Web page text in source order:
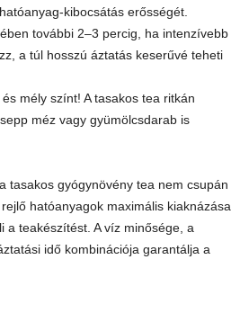
kibocsátás erősségét.
további 2–3 percig, ha intenzívebb
a túl hosszú áztatás keserűvé teheti
mély színt! A tasakos tea ritkán
méz vagy gyümölcsdarab is
tasakos gyógynövény tea nem csupán
hatóanyagok maximális kiaknázása
a teakészítést. A víz minősége, a
idő kombinációja garantálja a